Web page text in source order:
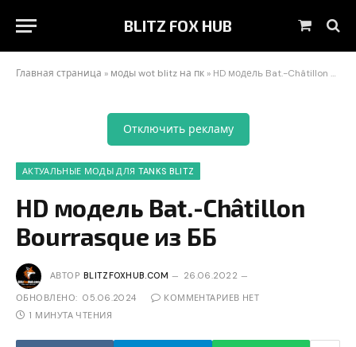
BLITZ FOX HUB Корзина
Главная страница » моды wot blitz на пк » HD модель Bat.-Châtillon Bourrasque из ББ
Отключить рекламу
АКТУАЛЬНЫЕ МОДЫ ДЛЯ TANKS BLITZ
HD модель Bat.-Châtillon
Bourrasque из ББ
АВТОР BLITZFOXHUB.COM 26.06.2022
ОБНОВЛЕНО: 05.06.2024
КОММЕНТАРИЕВ НЕТ
1 МИНУТА ЧТЕНИЯ